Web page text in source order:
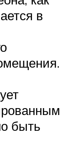
в
быть